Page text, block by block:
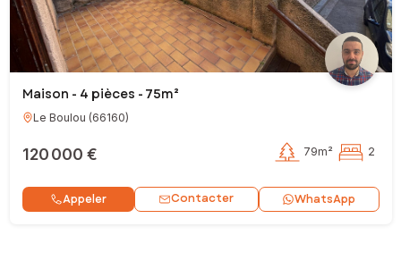
Maison - 4 pièces - 75m²
Le Boulou (66160)
120 000 € 79m² 2
Appeler Contacter WhatsApp